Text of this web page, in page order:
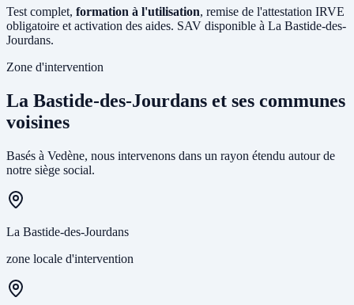
Test complet, formation à l'utilisation, remise de l'attestation IRVE
obligatoire et activation des aides. SAV disponible à La Bastide-des-
Jourdans.
Zone d'intervention
La Bastide-des-Jourdans et ses communes
voisines
Basés à Vedène, nous intervenons dans un rayon étendu autour de
notre siège social.
La Bastide-des-Jourdans
zone locale d'intervention